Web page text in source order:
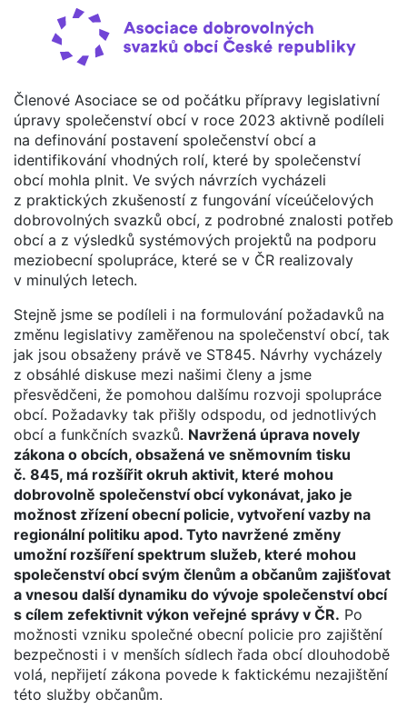
Členové Asociace se od počátku přípravy legislativní
úpravy společenství obcí v roce 2023 aktivně podíleli
na definování postavení společenství obcí a
identifikování vhodných rolí, které by společenství
obcí mohla plnit. Ve svých návrzích vycházeli
z praktických zkušeností z fungování víceúčelových
dobrovolných svazků obcí, z podrobné znalosti potřeb
obcí a z výsledků systémových projektů na podporu
meziobecní spolupráce, které se v ČR realizovaly
v minulých letech.
Stejně jsme se podíleli i na formulování požadavků na
změnu legislativy zaměřenou na společenství obcí, tak
jak jsou obsaženy právě ve ST845. Návrhy vycházely
z obsáhlé diskuse mezi našimi členy a jsme
přesvědčeni, že pomohou dalšímu rozvoji spolupráce
obcí. Požadavky tak přišly odspodu, od jednotlivých
obcí a funkčních svazků. Navržená úprava novely
zákona o obcích, obsažená ve sněmovním tisku
č. 845, má rozšířit okruh aktivit, které mohou
dobrovolně společenství obcí vykonávat, jako je
možnost zřízení obecní policie, vytvoření vazby na
regionální politiku apod. Tyto navržené změny
umožní rozšíření spektrum služeb, které mohou
společenství obcí svým členům a občanům zajišťovat
a vnesou další dynamiku do vývoje společenství obcí
s cílem zefektivnit výkon veřejné správy v ČR. Po
možnosti vzniku společné obecní policie pro zajištění
bezpečnosti i v menších sídlech řada obcí dlouhodobě
volá, nepřijetí zákona povede k faktickému nezajištění
této služby občanům.